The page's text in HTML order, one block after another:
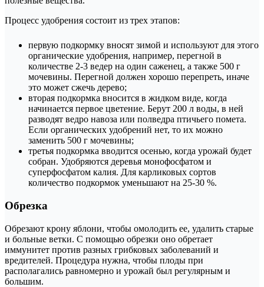
Процесс удобрения состоит из трех этапов:
первую подкормку вносят зимой и используют для этого
органические удобрения, например, перегной в
количестве 2-3 ведер на один саженец, а также 500 г
мочевины. Перегной должен хорошо перепреть, иначе
это может сжечь дерево;
вторая подкормка вносится в жидком виде, когда
начинается первое цветение. Берут 200 л воды, в ней
разводят ведро навоза или полведра птичьего помета.
Если органических удобрений нет, то их можно
заменить 500 г мочевины;
третья подкормка вводится осенью, когда урожай будет
собран. Удобряются деревья монофосфатом и
суперфосфатом калия. Для карликовых сортов
количество подкормок уменьшают на 25-30 %.
Обрезка
Обрезают крону яблони, чтобы омолодить ее, удалить старые
и больные ветки. С помощью обрезки оно обретает
иммунитет против разных грибковых заболеваний и
вредителей. Процедура нужна, чтобы плоды при
располагались равномерно и урожай был регулярным и
большим.